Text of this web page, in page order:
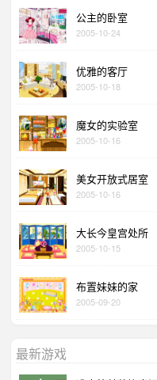
公主的卧室
2005-10-24
优雅的客厅
2005-10-18
魔女的实验室
2005-10-16
美女开放式居室
2005-10-16
大长今皇宫处所
2005-10-15
布置妹妹的家
2005-09-20
最新游戏